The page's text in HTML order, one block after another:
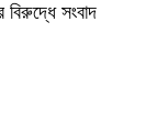
বিরুদ্ধে সংবাদ